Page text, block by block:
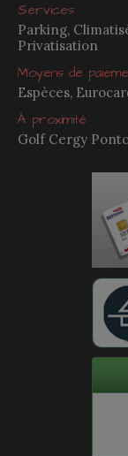
Services
Parking,
Privatisation
Moyens de
Espèces,
À proximité
Golf Cergy